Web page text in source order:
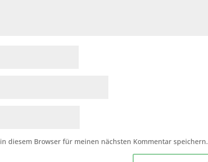
diesem Browser für meinen nächsten Kommentar speichern.